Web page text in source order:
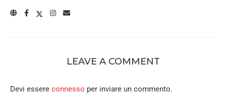
LEAVE A COMMENT
Devi essere connesso per inviare un commento.